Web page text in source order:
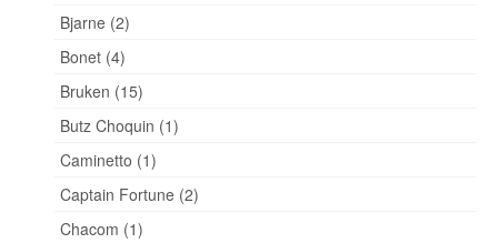
Bjarne (2)
Bonet (4)
Bruken (15)
Butz Choquin (1)
Caminetto (1)
Captain Fortune (2)
Chacom (1)